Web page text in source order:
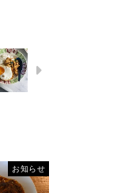
お知らせ